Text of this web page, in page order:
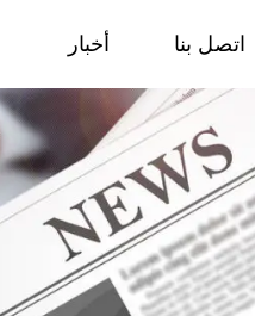
أخبار اتصل بنا